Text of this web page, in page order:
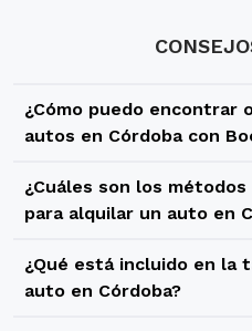
¿Cómo puedo encontrar
autos en Córdoba con
En BookingCars puedes
encontrar una gran variedad
reservar vehículos de
diferentes compañías de rent
¿Cuáles son los
para alquilar un auto en
En BookingCars te
para que tu alquiler de autos
¿Qué está incluido en la
auto en Córdoba?